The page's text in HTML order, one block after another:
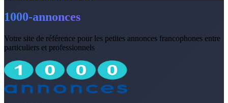
1000-annonces
Votre site de référence pour les petites annonces francophones entre
particuliers et professionnels